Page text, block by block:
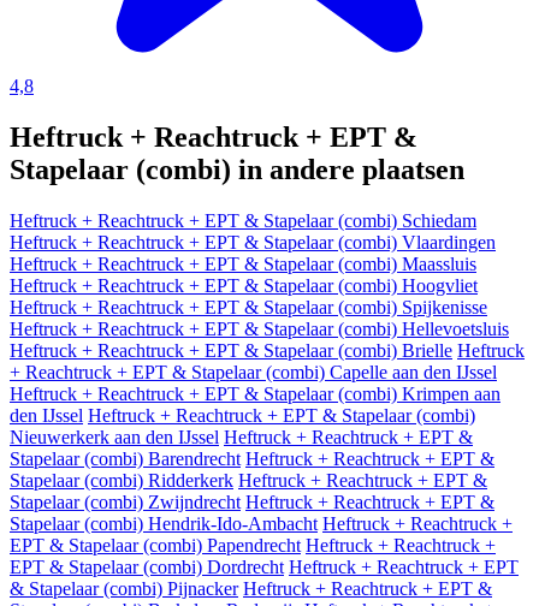
4,8
Heftruck + Reachtruck + EPT &
Stapelaar (combi) in andere plaatsen
Heftruck + Reachtruck + EPT & Stapelaar (combi) Schiedam
Heftruck + Reachtruck + EPT & Stapelaar (combi) Vlaardingen
Heftruck + Reachtruck + EPT & Stapelaar (combi) Maassluis
Heftruck + Reachtruck + EPT & Stapelaar (combi) Hoogvliet
Heftruck + Reachtruck + EPT & Stapelaar (combi) Spijkenisse
Heftruck + Reachtruck + EPT & Stapelaar (combi) Hellevoetsluis
Heftruck + Reachtruck + EPT & Stapelaar (combi) Brielle Heftruck
+ Reachtruck + EPT & Stapelaar (combi) Capelle aan den IJssel
Heftruck + Reachtruck + EPT & Stapelaar (combi) Krimpen aan
den IJssel Heftruck + Reachtruck + EPT & Stapelaar (combi)
Nieuwerkerk aan den IJssel Heftruck + Reachtruck + EPT &
Stapelaar (combi) Barendrecht Heftruck + Reachtruck + EPT &
Stapelaar (combi) Ridderkerk Heftruck + Reachtruck + EPT &
Stapelaar (combi) Zwijndrecht Heftruck + Reachtruck + EPT &
Stapelaar (combi) Hendrik-Ido-Ambacht Heftruck + Reachtruck +
EPT & Stapelaar (combi) Papendrecht Heftruck + Reachtruck +
EPT & Stapelaar (combi) Dordrecht Heftruck + Reachtruck + EPT
& Stapelaar (combi) Pijnacker Heftruck + Reachtruck + EPT &